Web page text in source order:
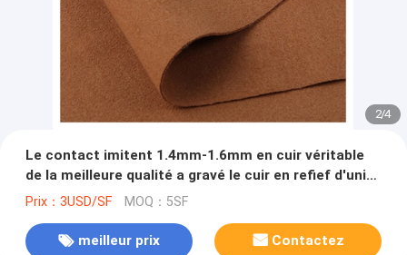
2/4
Le contact imitent 1.4mm-1.6mm en cuir véritable
de la meilleure qualité a gravé le cuir en refief d'unité
centrale pour des sacs
Prix：3USD/SF MOQ：5SF
meilleur prix Contactez